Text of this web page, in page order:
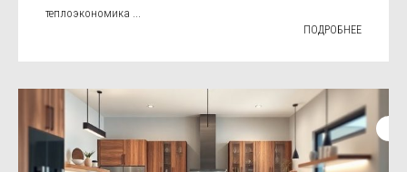
теплоэкономика ...
ПОДРОБНЕЕ